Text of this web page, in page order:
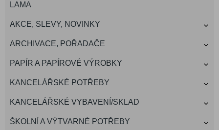
LAMA
AKCE, SLEVY, NOVINKY
ARCHIVACE, POŘADAČE
PAPÍR A PAPÍROVÉ VÝROBKY
KANCELÁŘSKÉ POTŘEBY
KANCELÁŘSKÉ VYBAVENÍ/SKLAD
ŠKOLNÍ A VÝTVARNÉ POTŘEBY